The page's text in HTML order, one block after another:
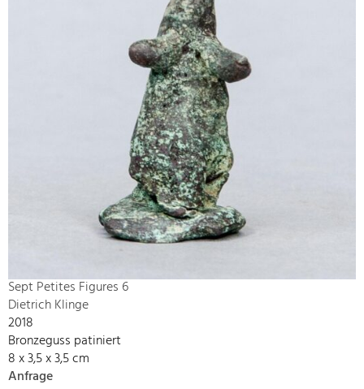
Sept Petites Figures 6
Dietrich Klinge
2018
Bronzeguss patiniert
8 x 3,5 x 3,5 cm
Anfrage